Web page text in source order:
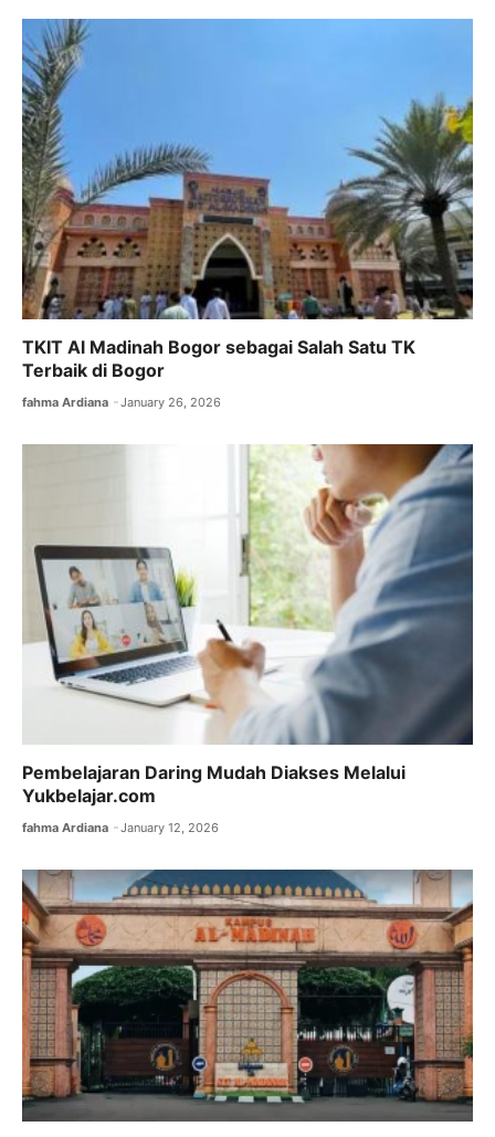
b
o
o
k
A a
TKIT Al Madinah Bogor sebagai Salah Satu TK
Terbaik di Bogor
fahma Ardiana January 26, 2026
Pembelajaran Daring Mudah Diakses Melalui
Yukbelajar.com
fahma Ardiana January 12, 2026